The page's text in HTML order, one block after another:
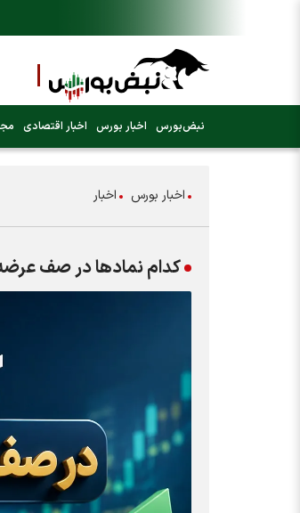
نبض‌بورس اخبار بورس اخبار اقتصادی
اخبار بورس اخبار
کدام نمادها در صف